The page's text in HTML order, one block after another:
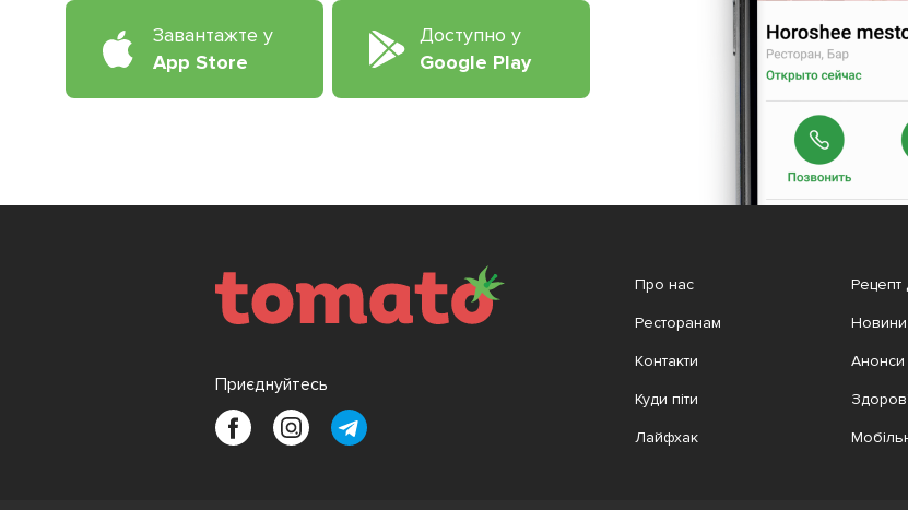
Завантажте у
App Store
Доступно у
Google Play
Приєднуйтесь
Про нас
Ресторанам
Контакти
Куди піти
Лайфхак
Рецепт
Новини
Анонси